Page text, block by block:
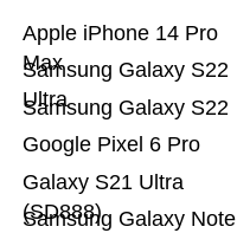
Samsung Galaxy Note
Galaxy S21 Ultra
(SD888)
Google Pixel 6 Pro
Samsung Galaxy S22
Samsung Galaxy S22
Ultra
Apple iPhone 14 Pro
Max